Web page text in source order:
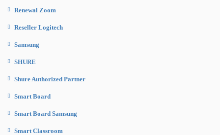
Renewal Zoom
Reseller Logitech
Samsung
SHURE
Shure Authorized Partner
Smart Board
Smart Board Samsung
Smart Classroom